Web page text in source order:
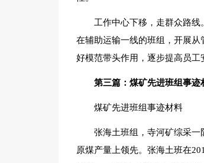
工作中心下移，走群众路
在辅助运输一线的班组，开展
好模范带头作用，逐步提高员工
第三篇：煤矿先进班组事迹
煤矿先进班组事迹材料
张海土班组，寺河矿综采一
原煤产量上领先。张海土班在